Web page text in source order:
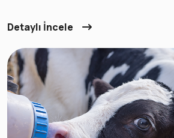
Detaylı İncele